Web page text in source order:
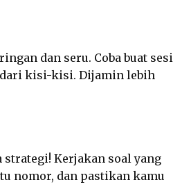
dan seru. Coba buat sesi
kisi-kisi. Dijamin lebih
strategi! Kerjakan soal yang
nomor, dan pastikan kamu